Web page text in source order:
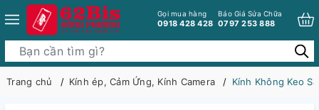
Gọi mua hàng
0918 428 428
Báo Giá Sửa Chữa
0797 253 888
Trang chủ Kính ép, Cảm Ứng, Kính Camera Kính Không Keo